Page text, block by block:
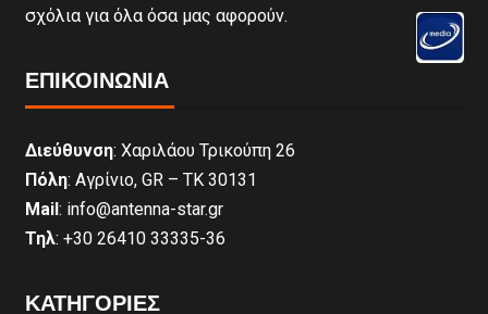
σχόλια για όλα όσα μας αφορούν.
ΕΠΙΚΟΙΝΩΝΊΑ
Διεύθυνση: Χαριλάου Τρικούπη 26
Πόλη: Αγρίνιο, GR – ΤΚ 30131
Mail: info@antenna-star.gr
Τηλ: +30 26410 33335-36
ΚΑΤΗΓΟΡΙΕΣ